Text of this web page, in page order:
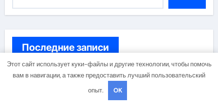
Последние записи
Строительство фундамента: сравнение
строительных норм России и Беларуси
Этот сайт использует куки-файлы и другие технологии, чтобы помочь
вам в навигации, а также предоставить лучший пользовательский
опыт.
OK